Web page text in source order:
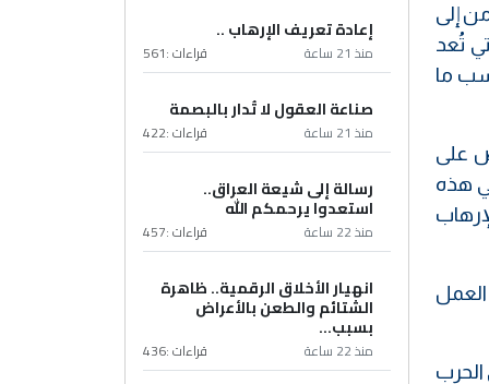
الأمن إلى
تُعد
ما
على
هذه
العمل
الحرب
إعادة تعريف الإرهاب ..
منذ 21 ساعة قراءات :561
صناعة العقول لا تُدار بالبصمة
منذ 21 ساعة قراءات :422
رسالة إلى شيعة العراق..
استعدوا يرحمكم الله
منذ 22 ساعة قراءات :457
انهيار الأخلاق الرقمية.. ظاهرة
الشتائم والطعن بالأعراض
بسبب...
منذ 22 ساعة قراءات :436